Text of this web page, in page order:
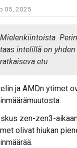
05, 2025
Mielenkiintoista.
taas intelillä on
ratkaiseva etu.
ja AMDn ytimet
zen-zen3-
olivat hiukan